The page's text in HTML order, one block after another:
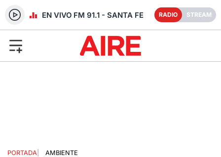
RADIO EN VIVO FM 91.1 - SANTA FE RADIO STREAM
PORTADA
AMBIENTE